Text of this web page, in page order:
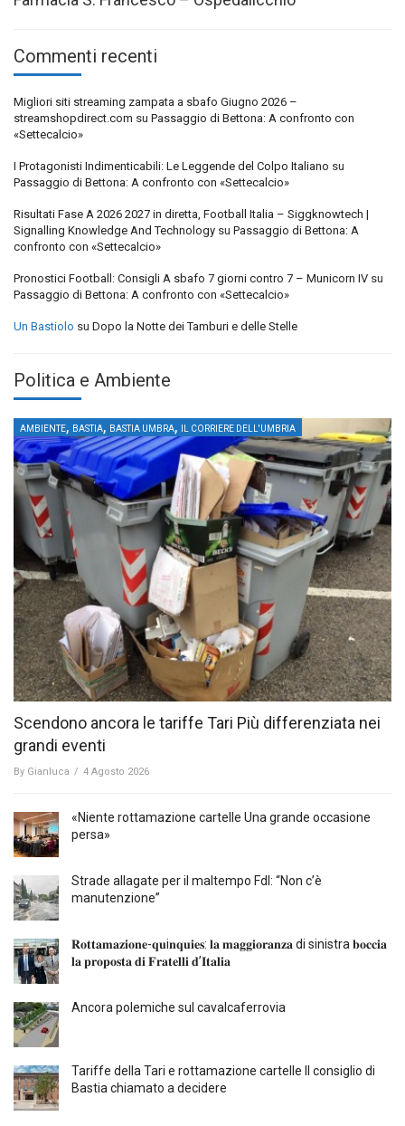
Commenti recenti
Migliori siti streaming zampata a sbafo Giugno 2026 –
streamshopdirect.com su Passaggio di Bettona: A confronto con
«Settecalcio»
I Protagonisti Indimenticabili: Le Leggende del Colpo Italiano su
Passaggio di Bettona: A confronto con «Settecalcio»
Risultati Fase A 2026 2027 in diretta, Football Italia – Siggknowtech |
Signalling Knowledge And Technology su Passaggio di Bettona: A
confronto con «Settecalcio»
Pronostici Football: Consigli A sbafo 7 giorni contro 7 – Municorn IV su
Passaggio di Bettona: A confronto con «Settecalcio»
Un Bastiolo su Dopo la Notte dei Tamburi e delle Stelle
Politica e Ambiente
AMBIENTE, BASTIA, BASTIA UMBRA, IL CORRIERE DELL'UMBRIA
Scendono ancora le tariffe Tari Più differenziata nei
grandi eventi
By Gianluca / 4 Agosto 2026
«Niente rottamazione cartelle Una grande occasione
persa»
Strade allagate per il maltempo FdI: “Non c’è
manutenzione”
𝐑𝐨𝐭𝐭𝐚𝐦𝐚𝐳𝐢𝐨𝐧𝐞-𝐪𝐮i𝐧𝐪𝐮𝐢𝐞𝐬: 𝐥𝐚 𝐦𝐚𝐠𝐠𝐢𝐨𝐫𝐚𝐧𝐳𝐚 di sinistra 𝐛𝐨𝐜𝐜𝐢𝐚
𝐥𝐚 𝐩𝐫𝐨𝐩𝐨𝐬𝐭𝐚 𝐝𝐢 𝐅𝐫𝐚𝐭𝐞𝐥𝐥𝐢 𝐝’𝐈𝐭𝐚𝐥𝐢𝐚
Ancora polemiche sul cavalcaferrovia
Tariffe della Tari e rottamazione cartelle Il consiglio di
Bastia chiamato a decidere